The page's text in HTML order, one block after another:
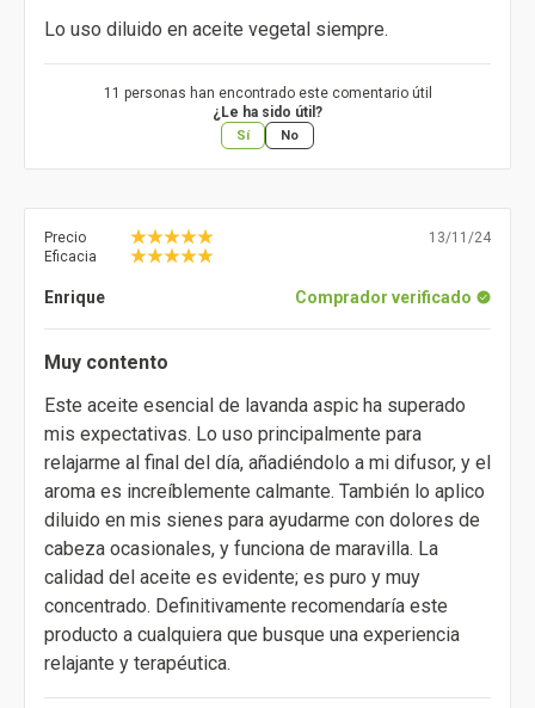
Lo uso diluido en aceite vegetal siempre.
11 personas han encontrado este comentario útil
¿Le ha sido útil?
Sí No
Precio
Eficacia
13/11/24
Enrique Comprador verificado
Muy contento
Este aceite esencial de lavanda aspic ha superado
mis expectativas. Lo uso principalmente para
relajarme al final del día, añadiéndolo a mi difusor, y el
aroma es increíblemente calmante. También lo aplico
diluido en mis sienes para ayudarme con dolores de
cabeza ocasionales, y funciona de maravilla. La
calidad del aceite es evidente; es puro y muy
concentrado. Definitivamente recomendaría este
producto a cualquiera que busque una experiencia
relajante y terapéutica.